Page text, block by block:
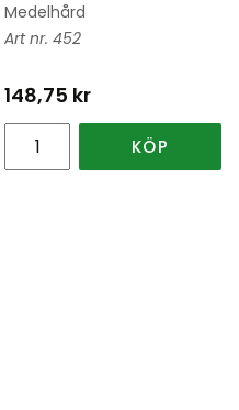
Medelhård
452
148,75 kr
KÖP